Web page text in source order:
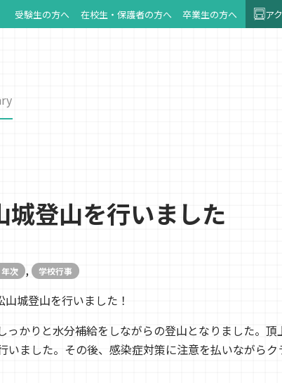
受験生の方へ 在校生・保護者の方へ 卒業生の方へ ア
城登山を行いました
年次 , 学校行事
城登山を行いました！
かりと水分補給をしながらの登山となりました。 頂
いました。その後、感染症対策に注意を払いながらク